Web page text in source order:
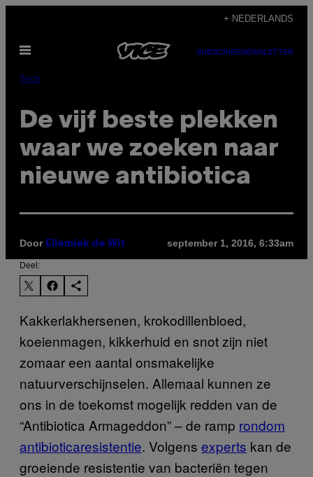
de
inhoud
+ NEDERLANDS
Open
SUBSCRIBENEWSLETTER
Tech
De vijf beste plekken
waar we zoeken naar
nieuwe antibiotica
Door Ellemiek de Wit september 1, 2016, 6:33am
Deel:
Kakkerlakhersenen, krokodillenbloed,
koeienmagen, kikkerhuid en snot zijn niet
zomaar een aantal onsmakelijke
natuurverschijnselen. Allemaal kunnen ze
ons in de toekomst mogelijk redden van de
“Antibiotica Armageddon” – de ramp rondom
antibioticaresistentie. Volgens experts kan de
groeiende resistentie van bacteriën tegen